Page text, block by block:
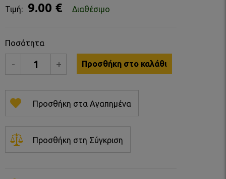
Τιμή: 9.00 € Διαθέσιμο
Ποσότητα
- + Προσθήκη στο καλάθι
Προσθήκη στα Αγαπημένα
Προσθήκη στη Σύγκριση